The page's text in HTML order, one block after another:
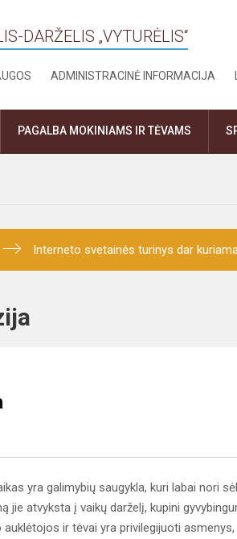
DARŽELIS „VYTURĖLIS“
ADMINISTRACINĖ INFORMACIJA
PAGALBA MOKINIAMS IR TĖVAMS
Interneto svetainės turinys dar
yra galimybių saugykla, kuri labai nori
jie atvyksta į vaikų darželį, kupini
auklėtojos ir tėvai yra privilegijuoti